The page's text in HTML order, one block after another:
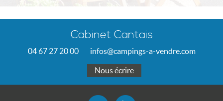
Cabinet Cantais
04 67 27 20 00 infos@campings-a-vendre.com
Nous écrire